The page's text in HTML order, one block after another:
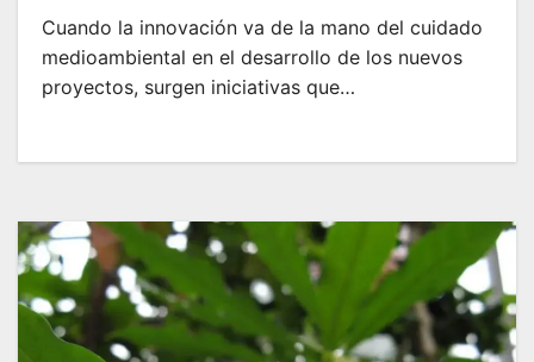
Cuando la innovación va de la mano del cuidado
medioambiental en el desarrollo de los nuevos
proyectos, surgen iniciativas que…